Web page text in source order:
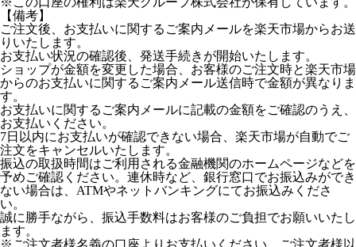
【備考】
ご注文後、お支払いに関するご案内メールを楽天市場からお送
りいたします。
お支払い状況の確認後、発送手続きが開始いたします。
ショップが金額を変更した場合、お客様のご注文時と楽天市場
からのお支払いに関するご案内メール送信時で金額が異なりま
す。
お支払いに関するご案内メールに記載の金額をご確認のうえ、
お支払いください。
7日以内にお支払いが確認できない場合、楽天市場が自動でご
注文をキャンセルいたします。
振込の取扱時間はご利用される金融機関のホームページなどを
予めご確認ください。連休時など、銀行窓口でお振込みができ
ない場合は、ATMやネットバンキングにてお振込みくださ
い。
誠に勝手ながら、振込手数料はお客様のご負担でお願いいたし
ます。
※ご注文者様名義の口座よりお支払いください。ご注文者様以